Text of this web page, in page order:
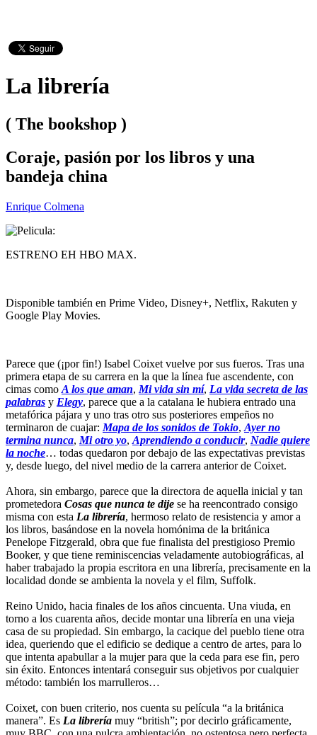
La librería
( The bookshop )
Coraje, pasión por los libros y una
bandeja china
Enrique Colmena
ESTRENO EH HBO MAX.
Disponible también en Prime Video, Disney+, Netflix, Rakuten y
Google Play Movies.
Parece que (¡por fin!) Isabel Coixet vuelve por sus fueros. Tras una
primera etapa de su carrera en la que la línea fue ascendente, con
cimas como A los que aman, Mi vida sin mí, La vida secreta de las
palabras y Elegy, parece que a la catalana le hubiera entrado una
metafórica pájara y uno tras otro sus posteriores empeños no
terminaron de cuajar: Mapa de los sonidos de Tokio, Ayer no
termina nunca, Mi otro yo, Aprendiendo a conducir, Nadie quiere
la noche… todas quedaron por debajo de las expectativas previstas
y, desde luego, del nivel medio de la carrera anterior de Coixet.
Ahora, sin embargo, parece que la directora de aquella inicial y tan
prometedora Cosas que nunca te dije se ha reencontrado consigo
misma con esta La librería, hermoso relato de resistencia y amor a
los libros, basándose en la novela homónima de la británica
Penelope Fitzgerald, obra que fue finalista del prestigioso Premio
Booker, y que tiene reminiscencias veladamente autobiográficas, al
haber trabajado la propia escritora en una librería, precisamente en la
localidad donde se ambienta la novela y el film, Suffolk.
Reino Unido, hacia finales de los años cincuenta. Una viuda, en
torno a los cuarenta años, decide montar una librería en una vieja
casa de su propiedad. Sin embargo, la cacique del pueblo tiene otra
idea, queriendo que el edificio se dedique a centro de artes, para lo
que intenta apabullar a la mujer para que la ceda para ese fin, pero
sin éxito. Entonces intentará conseguir sus objetivos por cualquier
método: también los marrulleros…
Coixet, con buen criterio, nos cuenta su película “a la británica
manera”. Es La librería muy “british”; por decirlo gráficamente,